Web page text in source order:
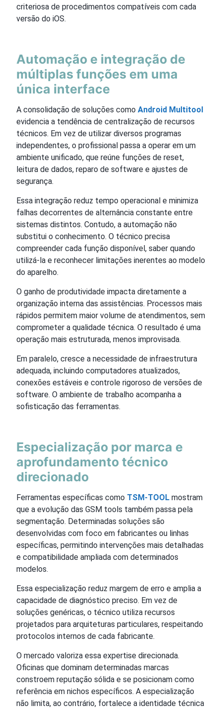
criteriosa de procedimentos compatíveis com cada
versão do iOS.
Automação e integração de
múltiplas funções em uma
única interface
A consolidação de soluções como Android Multitool
evidencia a tendência de centralização de recursos
técnicos. Em vez de utilizar diversos programas
independentes, o profissional passa a operar em um
ambiente unificado, que reúne funções de reset,
leitura de dados, reparo de software e ajustes de
segurança.
Essa integração reduz tempo operacional e minimiza
falhas decorrentes de alternância constante entre
sistemas distintos. Contudo, a automação não
substitui o conhecimento. O técnico precisa
compreender cada função disponível, saber quando
utilizá-la e reconhecer limitações inerentes ao modelo
do aparelho.
O ganho de produtividade impacta diretamente a
organização interna das assistências. Processos mais
rápidos permitem maior volume de atendimentos, sem
comprometer a qualidade técnica. O resultado é uma
operação mais estruturada, menos improvisada.
Em paralelo, cresce a necessidade de infraestrutura
adequada, incluindo computadores atualizados,
conexões estáveis e controle rigoroso de versões de
software. O ambiente de trabalho acompanha a
sofisticação das ferramentas.
Especialização por marca e
aprofundamento técnico
direcionado
Ferramentas específicas como TSM-TOOL mostram
que a evolução das GSM tools também passa pela
segmentação. Determinadas soluções são
desenvolvidas com foco em fabricantes ou linhas
específicas, permitindo intervenções mais detalhadas
e compatibilidade ampliada com determinados
modelos.
Essa especialização reduz margem de erro e amplia a
capacidade de diagnóstico preciso. Em vez de
soluções genéricas, o técnico utiliza recursos
projetados para arquiteturas particulares, respeitando
protocolos internos de cada fabricante.
O mercado valoriza essa expertise direcionada.
Oficinas que dominam determinadas marcas
constroem reputação sólida e se posicionam como
referência em nichos específicos. A especialização
não limita, ao contrário, fortalece a identidade técnica